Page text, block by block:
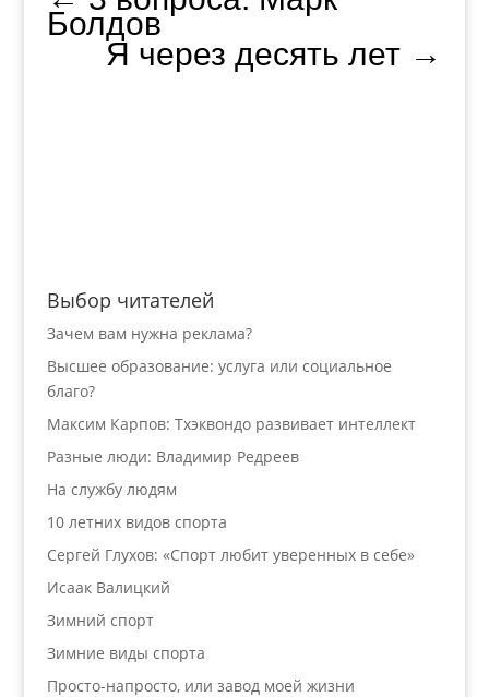
Болдов
Я через десять лет →
Выбор читателей
Зачем вам нужна реклама?
Высшее образование: услуга или социальное
благо?
Максим Карпов: Тхэквондо развивает интеллект
Разные люди: Владимир Редреев
На службу людям
10 летних видов спорта
Сергей Глухов: «Спорт любит уверенных в себе»
Исаак Валицкий
Зимний спорт
Зимние виды спорта
Просто-напросто, или завод моей жизни